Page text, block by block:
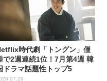
時代劇「トングン」僅
で2週連続1位！7月第4週 韓
ドラマ話題性トップ5